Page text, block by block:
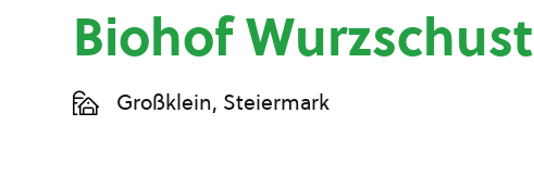
Biohof
Großklein, Steiermark